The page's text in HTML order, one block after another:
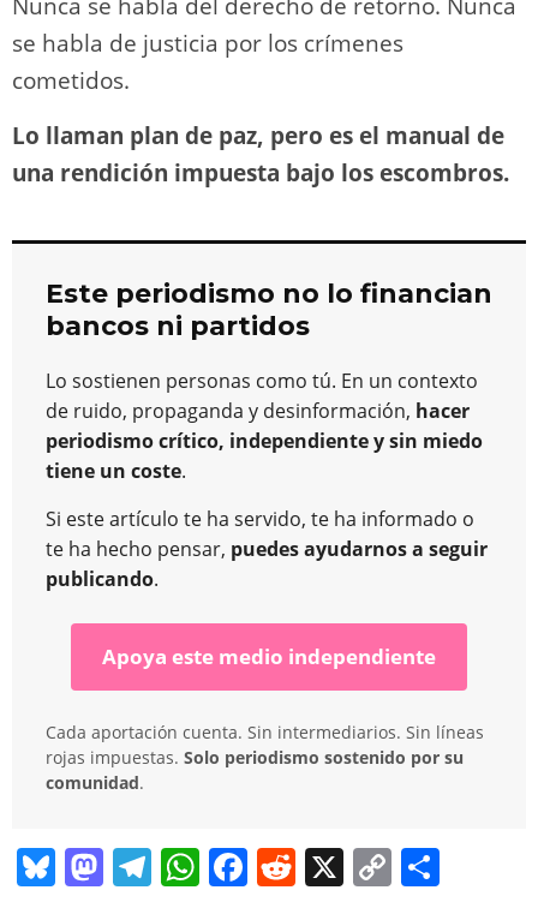
Nunca se habla del derecho de retorno. Nunca
se habla de justicia por los crímenes
cometidos.
Lo llaman plan de paz, pero es el manual de
una rendición impuesta bajo los escombros.
Este periodismo no lo financian
bancos ni partidos
Lo sostienen personas como tú. En un contexto
de ruido, propaganda y desinformación, hacer
periodismo crítico, independiente y sin miedo
tiene un coste.
Si este artículo te ha servido, te ha informado o
te ha hecho pensar, puedes ayudarnos a seguir
publicando.
Apoya este medio independiente
Cada aportación cuenta. Sin intermediarios. Sin líneas
rojas impuestas. Solo periodismo sostenido por su
comunidad.
Bl M T W F R X C